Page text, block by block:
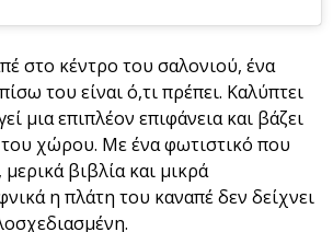
στο κέντρο του σαλονιού, ένα
του είναι ό,τι πρέπει. Καλύπτει
μια επιπλέον επιφάνεια και βάζει
του χώρου. Με ένα φωτιστικό που
βιβλία και μικρά
η πλάτη του καναπέ δεν δείχνει